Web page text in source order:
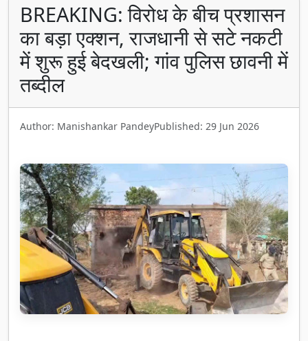
BREAKING: विरोध के बीच प्रशासन
का बड़ा एक्शन, राजधानी से सटे नकटी
में शुरू हुई बेदखली; गांव पुलिस छावनी में
तब्दील
Author: Manishankar PandeyPublished: 29 Jun 2026